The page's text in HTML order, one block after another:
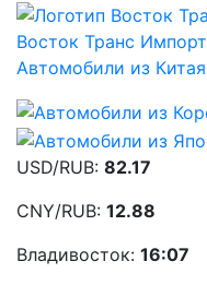
Восток Транс Импорт
Автомобили из Китая
USD/RUB: 82.17
CNY/RUB: 12.88
Владивосток: 16:07